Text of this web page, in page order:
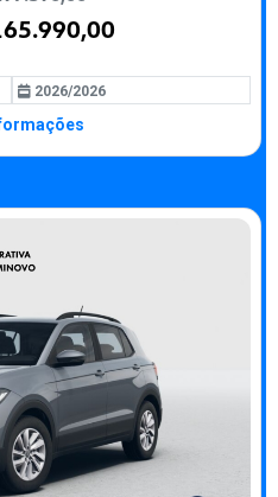
2026/2026